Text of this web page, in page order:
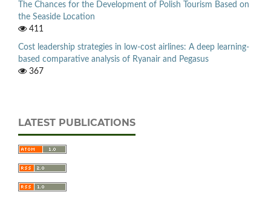
The Chances for the Development of Polish Tourism Based on
the Seaside Location
411
Cost leadership strategies in low-cost airlines: A deep learning-
based comparative analysis of Ryanair and Pegasus
367
LATEST PUBLICATIONS